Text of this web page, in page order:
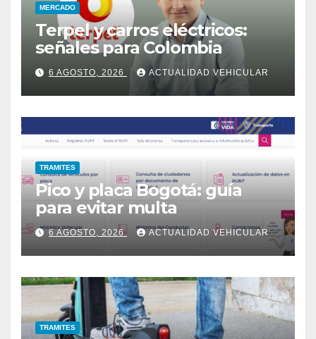
MERCADO
Terpel y carros eléctricos:
señales para Colombia
6 AGOSTO, 2026 ACTUALIDAD VEHICULAR
TRAMITES
Pico y placa Bogotá: guía
para evitar multa
6 AGOSTO, 2026 ACTUALIDAD VEHICULAR
TRAMITES